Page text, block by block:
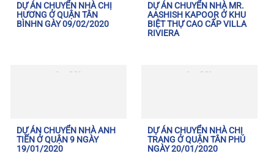
DỰ ÁN CHUYỂN NHÀ CHỊ
HƯƠNG Ở QUẬN TÂN
BÌNHN GÀY 09/02/2020
DỰ ÁN CHUYỂN NHÀ MR.
AASHISH KAPOOR Ở KHU
BIỆT THỰ CAO CẤP VILLA
RIVIERA
DỰ ÁN CHUYỂN NHÀ ANH
TIẾN Ở QUẬN 9 NGÀY
19/01/2020
DỰ ÁN CHUYỂN NHÀ CHỊ
TRANG Ở QUẬN TÂN PHÚ
NGÀY 20/01/2020